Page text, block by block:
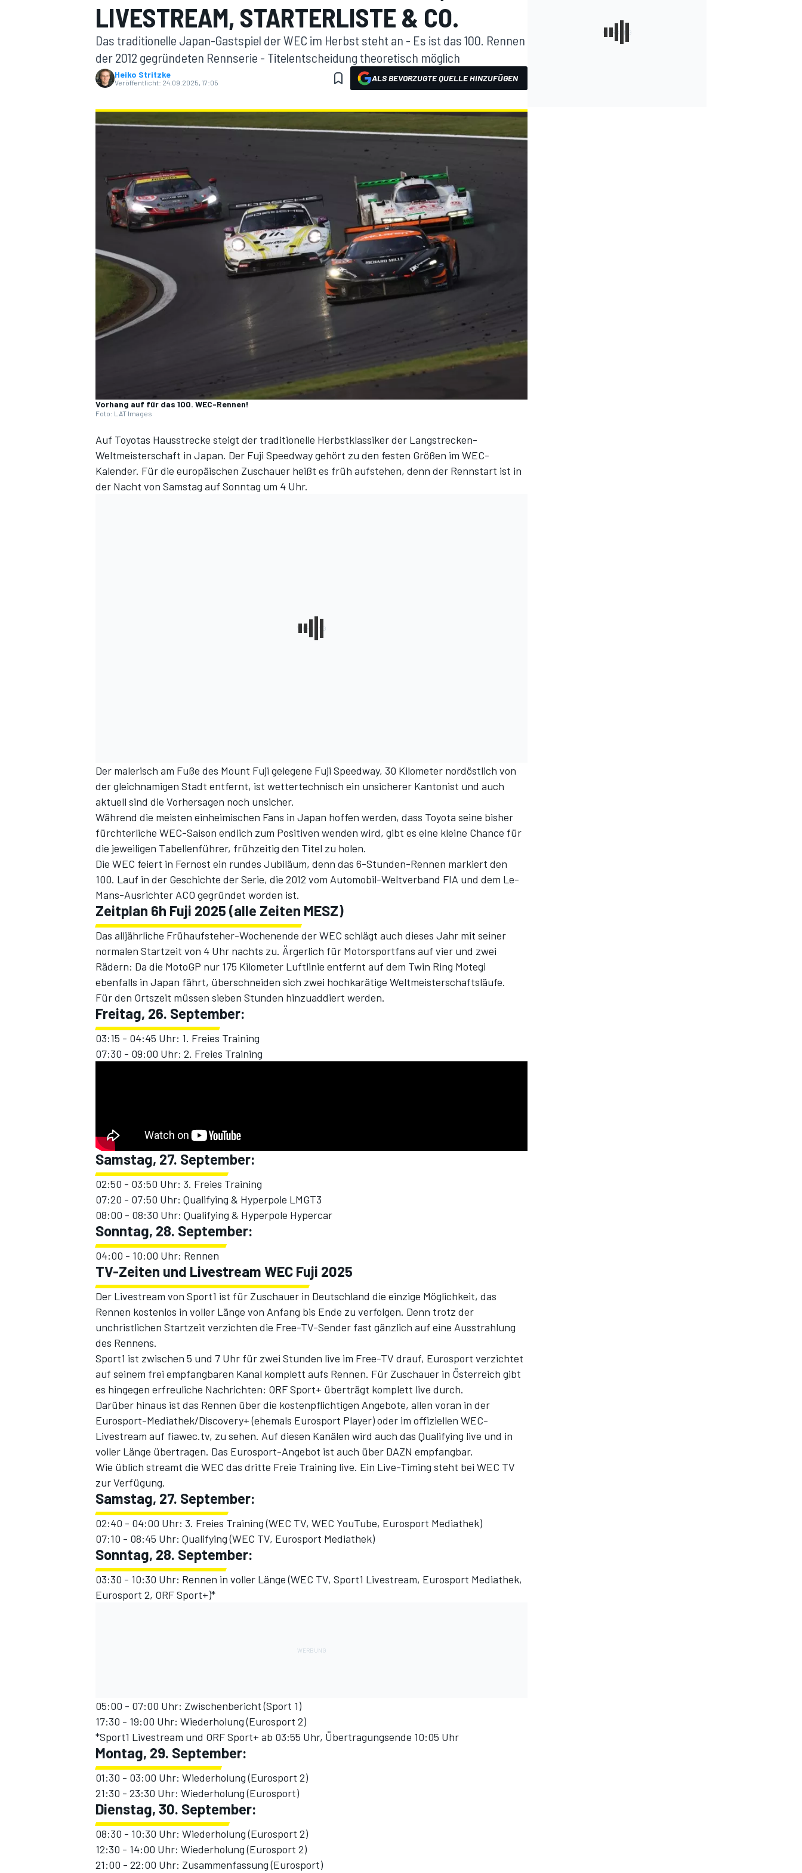
DTM
SPORTWAGEN
LIVESTREAM, STARTERLISTE & CO.
Das traditionelle Japan-Gastspiel der WEC im Herbst steht an - Es ist das 100. Rennen
der 2012 gegründeten Rennserie - Titelentscheidung theoretisch möglich
Heiko Stritzke
Veröffentlicht: 24.09.2025, 17:05 ALS BEVORZUGTE QUELLE HINZUFÜGEN
Vorhang auf für das 100. WEC-Rennen!
Foto: LAT Images
Auf Toyotas Hausstrecke steigt der traditionelle Herbstklassiker der Langstrecken-
Weltmeisterschaft in Japan. Der Fuji Speedway gehört zu den festen Größen im WEC-
Kalender. Für die europäischen Zuschauer heißt es früh aufstehen, denn der Rennstart ist in
der Nacht von Samstag auf Sonntag um 4 Uhr.
Der malerisch am Fuße des Mount Fuji gelegene Fuji Speedway, 30 Kilometer nordöstlich von
der gleichnamigen Stadt entfernt, ist wettertechnisch ein unsicherer Kantonist und auch
aktuell sind die Vorhersagen noch unsicher.
Während die meisten einheimischen Fans in Japan hoffen werden, dass Toyota seine bisher
fürchterliche WEC-Saison endlich zum Positiven wenden wird, gibt es eine kleine Chance für
die jeweiligen Tabellenführer, frühzeitig den Titel zu holen.
Die WEC feiert in Fernost ein rundes Jubiläum, denn das 6-Stunden-Rennen markiert den
100. Lauf in der Geschichte der Serie, die 2012 vom Automobil-Weltverband FIA und dem Le-
Mans-Ausrichter ACO gegründet worden ist.
Zeitplan 6h Fuji 2025 (alle Zeiten MESZ)
Das alljährliche Frühaufsteher-Wochenende der WEC schlägt auch dieses Jahr mit seiner
normalen Startzeit von 4 Uhr nachts zu. Ärgerlich für Motorsportfans auf vier und zwei
Rädern: Da die MotoGP nur 175 Kilometer Luftlinie entfernt auf dem Twin Ring Motegi
ebenfalls in Japan fährt, überschneiden sich zwei hochkarätige Weltmeisterschaftsläufe.
Für den Ortszeit müssen sieben Stunden hinzuaddiert werden.
Freitag, 26. September:
03:15 - 04:45 Uhr: 1. Freies Training
07:30 - 09:00 Uhr: 2. Freies Training
Samstag, 27. September:
02:50 - 03:50 Uhr: 3. Freies Training
07:20 - 07:50 Uhr: Qualifying & Hyperpole LMGT3
08:00 - 08:30 Uhr: Qualifying & Hyperpole Hypercar
Sonntag, 28. September:
04:00 - 10:00 Uhr: Rennen
TV-Zeiten und Livestream WEC Fuji 2025
Der Livestream von Sport1 ist für Zuschauer in Deutschland die einzige Möglichkeit, das
Rennen kostenlos in voller Länge von Anfang bis Ende zu verfolgen. Denn trotz der
unchristlichen Startzeit verzichten die Free-TV-Sender fast gänzlich auf eine Ausstrahlung
des Rennens.
Sport1 ist zwischen 5 und 7 Uhr für zwei Stunden live im Free-TV drauf, Eurosport verzichtet
auf seinem frei empfangbaren Kanal komplett aufs Rennen. Für Zuschauer in Österreich gibt
es hingegen erfreuliche Nachrichten: ORF Sport+ überträgt komplett live durch.
Darüber hinaus ist das Rennen über die kostenpflichtigen Angebote, allen voran in der
Eurosport-Mediathek/Discovery+ (ehemals Eurosport Player) oder im offiziellen WEC-
Livestream auf fiawec.tv, zu sehen. Auf diesen Kanälen wird auch das Qualifying live und in
voller Länge übertragen. Das Eurosport-Angebot ist auch über DAZN empfangbar.
Wie üblich streamt die WEC das dritte Freie Training live. Ein Live-Timing steht bei WEC TV
zur Verfügung.
Samstag, 27. September:
02:40 - 04:00 Uhr: 3. Freies Training (WEC TV, WEC YouTube, Eurosport Mediathek)
07:10 - 08:45 Uhr: Qualifying (WEC TV, Eurosport Mediathek)
Sonntag, 28. September:
03:30 - 10:30 Uhr: Rennen in voller Länge (WEC TV, Sport1 Livestream, Eurosport Mediathek,
Eurosport 2, ORF Sport+)*
05:00 - 07:00 Uhr: Zwischenbericht (Sport 1)
17:30 - 19:00 Uhr: Wiederholung (Eurosport 2)
*Sport1 Livestream und ORF Sport+ ab 03:55 Uhr, Übertragungsende 10:05 Uhr
Montag, 29. September:
01:30 - 03:00 Uhr: Wiederholung (Eurosport 2)
21:30 - 23:30 Uhr: Wiederholung (Eurosport)
Dienstag, 30. September:
08:30 - 10:30 Uhr: Wiederholung (Eurosport 2)
12:30 - 14:00 Uhr: Wiederholung (Eurosport 2)
21:00 - 22:00 Uhr: Zusammenfassung (Eurosport)